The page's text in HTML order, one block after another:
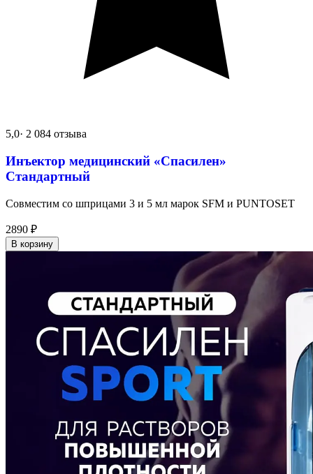
5,0· 2 084 отзыва
Инъектор медицинский «Спасилен»
Стандартный
Совместим со шприцами 3 и 5 мл марок SFM и PUNTOSET
2890 ₽
В корзину